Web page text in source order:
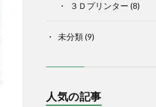
３Ｄプリンター (8)
未分類(9)
人気の記事